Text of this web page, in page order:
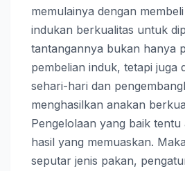
memulainya dengan
indukan berkualitas untuk
tantangannya bukan hanya
pembelian induk, tetapi juga
sehari-hari dan
menghasilkan anakan
Pengelolaan yang baik
hasil yang memuaskan.
seputar jenis pakan,